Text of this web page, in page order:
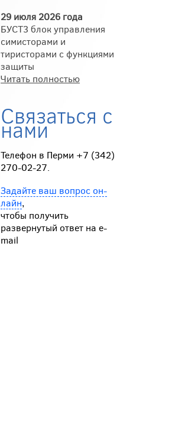
29 июля 2026 года
БУСТ3 блок управления
симисторами и
тиристорами с функциями
защиты
Читать полностью
Связаться с
нами
Телефон в Перми +7 (342)
270-02-27.
Задайте ваш вопрос он-
лайн,
чтобы получить
развернутый ответ на e-
mail